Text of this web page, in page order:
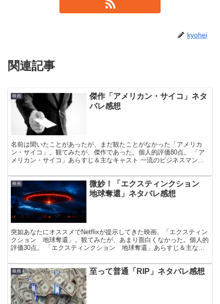
kyohei
関連記事
映画
傑作「アメリカン・サイコ」ネタ
バレ感想
名前は聞いたことがあったが、まだ観たことがなかった「アメリカ
ン・サイコ」。観てみたが、傑作であった。個人的評価80点。 「ア
メリカン・サイコ」あらすじ＆主なキャスト 一流のビジネスマンと
映画
微妙！「エクスティンクション
地球奪還」ネタバレ感想
突如あなたにオススメでNetflixが提示してきた映画、「エクスティン
クション 地球奪還」。観てみたが、あまり面白くなかった。個人的
評価30点。 「エクスティンクション 地球奪還」あらすじ＆主なキ
映画 至って普通「RIP」ネタバレ感想